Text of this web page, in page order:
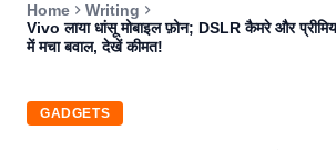
Contact
Navjagran
Home
Writing
Vivo लाया धांसू मोबाइल फ़ोन; DSLR कैमरे और
में मचा बवाल, देखें कीमत!
GADGETS